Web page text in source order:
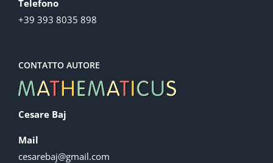
Telefono
+39 393 8035 898
CONTATTO AUTORE
Cesare Baj
Mail
cesarebaj@gmail.com